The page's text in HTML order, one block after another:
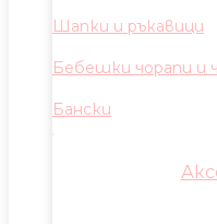
Шапки и ръкавици
Бебешки чорапи и
Бански